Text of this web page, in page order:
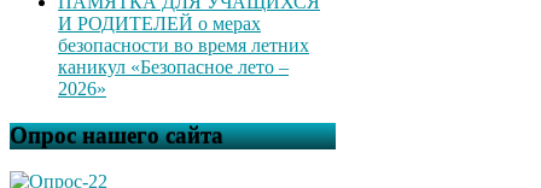
И РОДИТЕЛЕЙ о мерах
безопасности во время летних
каникул «Безопасное лето –
2026»
Опрос нашего сайта